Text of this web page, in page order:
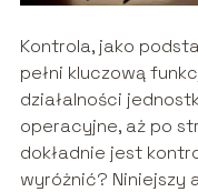
Kontrola, jako
pełni kluczową
działalności
operacyjne, aż po
dokładnie jest
wyróżnić? Niniejszy